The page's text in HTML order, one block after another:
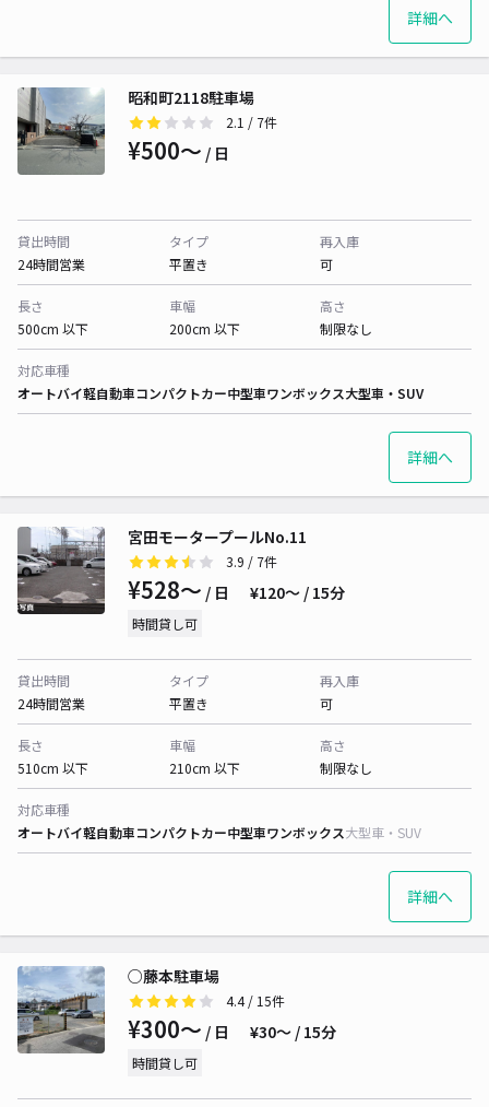
詳細へ
昭和町2118駐車場
2.1 / 7件
¥500〜 / 日
貸出時間
24時間営業
タイプ
平置き
再入庫
可
長さ
500cm 以下
車幅
200cm 以下
高さ
制限なし
対応車種
オートバイ軽自動車コンパクトカー中型車ワンボックス大型車・SUV
詳細へ
宮田モータープールNo.11
3.9 / 7件
¥528〜 / 日 ¥120〜 / 15分
時間貸し可
貸出時間
24時間営業
タイプ
平置き
再入庫
可
長さ
510cm 以下
車幅
210cm 以下
高さ
制限なし
対応車種
オートバイ軽自動車コンパクトカー中型車ワンボックス大型車・SUV
詳細へ
○藤本駐車場
4.4/ 15件
¥300〜 / 日 ¥30〜 / 15分
時間貸し可